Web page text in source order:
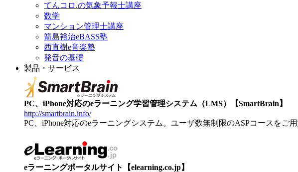
てんコロ.の気象予報士講座
数学
マンション管理士講座
箭島裕治eBASS塾
西直樹e音楽塾
発音の基礎
製品・サービス
PC、iPhone対応のeラーニング学習管理システム（LMS）【SmartBrain】
http://smartbrain.info/
PC、iPhone対応のeラーニングシステム。ユーザ数無制限のASPコースをご用
eラーニングポータルサイト【elearning.co.jp】